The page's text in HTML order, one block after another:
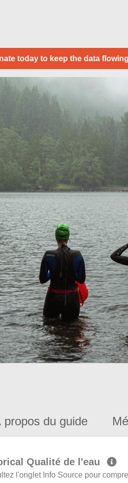
today to keep the data flowing
propos du guide
Qualité de l'eau
l'onglet Info Source pour